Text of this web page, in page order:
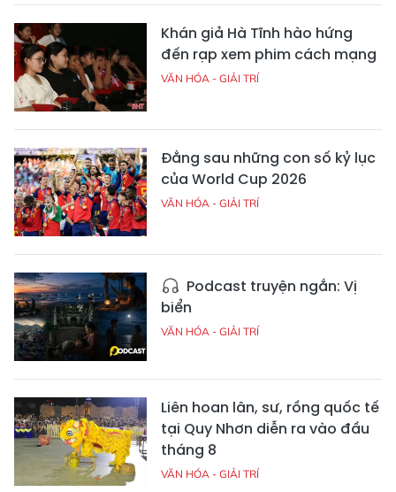
Khán giả Hà Tĩnh hào hứng
đến rạp xem phim cách mạng
VĂN HÓA - GIẢI TRÍ
Đằng sau những con số kỷ lục
của World Cup 2026
VĂN HÓA - GIẢI TRÍ
Podcast truyện ngắn: Vị
biển
VĂN HÓA - GIẢI TRÍ
Liên hoan lân, sư, rồng quốc tế
tại Quy Nhơn diễn ra vào đầu
tháng 8
VĂN HÓA - GIẢI TRÍ